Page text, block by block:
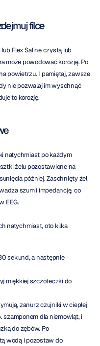
filce
lub Flex Saline czystą lub
może powodować korozję. Po
powietrzu. I pamiętaj, zawsze
nie pozwalaj im wyschnąć
to korozję.
natychmiast po każdym
żelu pozostawione na
później. Zaschnięty żel
szum i impedancję, co
EEG.
natychmiast, oto kilka
sekund, a następnie
miękkiej szczoteczki do
zanurz czujniki w ciepłej
szamponem dla niemowląt, i
do zębów. Po
wodą i pozostaw do